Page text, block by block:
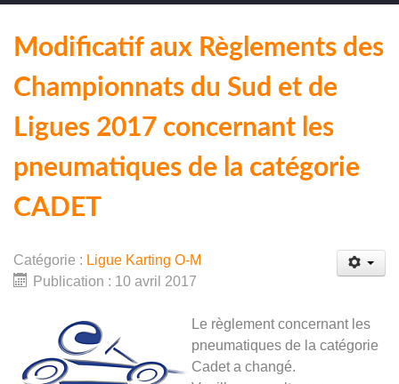
Modificatif aux Règlements des
Championnats du Sud et de
Ligues 2017 concernant les
pneumatiques de la catégorie
CADET
Catégorie : Ligue Karting O-M
Publication : 10 avril 2017
Le règlement concernant les
pneumatiques de la catégorie
Cadet a changé.